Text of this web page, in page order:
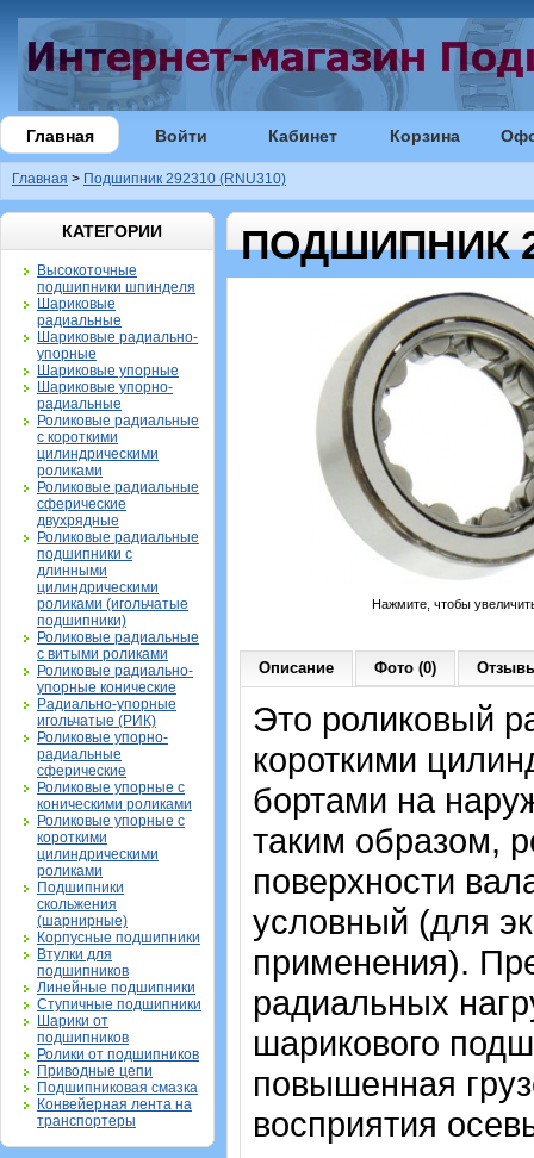
Главная Войти Кабинет Корзина
Главная > Подшипник 292310 (RNU310)
КАТЕГОРИИ
Высокоточные
подшипники шпинделя
Шариковые
радиальные
Шариковые радиально-
упорные
Шариковые упорные
Шариковые упорно-
радиальные
Роликовые радиальные
с короткими
цилиндрическими
роликами
Роликовые радиальные
сферические
двухрядные
Роликовые радиальные
подшипники с
длинными
цилиндрическими
роликами (игольчатые
подшипники)
Роликовые радиальные
с витыми роликами
Роликовые радиально-
упорные конические
Радиально-упорные
игольчатые (РИК)
Роликовые упорно-
радиальные
сферические
Роликовые упорные с
коническими роликами
Роликовые упорные с
короткими
цилиндрическими
роликами
Подшипники
скольжения
(шарнирные)
Корпусные подшипники
Втулки для
подшипников
Линейные подшипники
Ступичные подшипники
Шарики от
подшипников
Ролики от подшипников
Приводные цепи
Подшипниковая смазка
Конвейерная лента на
транспортеры
ПОДШИПНИК
Нажмите, чтобы
Описание Фото (0)
Это роликовый
короткими
бортами на
таким образом,
поверхности
условный (для
применения).
радиальных
шарикового
повышенная
восприятия